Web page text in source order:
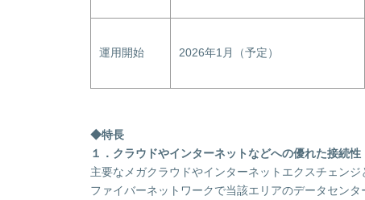
運用開始 2026年1月（予定）
◆特長
１．クラウドやインターネットなどへの優れた接続性
主要なメガクラウドやインターネットエクスチェン
ファイバーネットワークで当該エリアのデータセン